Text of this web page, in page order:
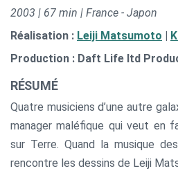
2003 | 67 min | France - Japon
Réalisation : Leiji Matsumoto
Production : Daft Life ltd
RÉSUMÉ
Quatre musiciens d’une autre
manager maléfique qui veut en
sur Terre. Quand la musique
rencontre les dessins de Leiji